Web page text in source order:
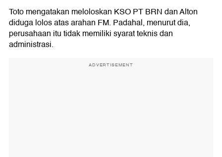
Toto mengatakan meloloskan KSO PT BRN dan Alton
diduga lolos atas arahan FM. Padahal, menurut dia,
perusahaan itu tidak memiliki syarat teknis dan
administrasi.
ADVERTISEMENT